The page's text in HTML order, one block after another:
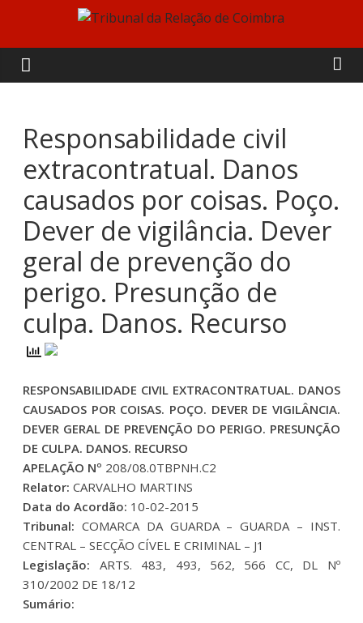
content
Tribunal
da
Relação
de
Coimbra
Responsabilidade civil
extracontratual. Danos
causados por coisas. Poço.
Dever de vigilância. Dever
geral de prevenção do
perigo. Presunção de
culpa. Danos. Recurso
RESPONSABILIDADE CIVIL EXTRACONTRATUAL. DANOS
CAUSADOS POR COISAS. POÇO. DEVER DE VIGILÂNCIA.
DEVER GERAL DE PREVENÇÃO DO PERIGO. PRESUNÇÃO
DE CULPA. DANOS. RECURSO
APELAÇÃO Nº 208/08.0TBPNH.C2
Relator:CARVALHO MARTINS
Data do Acordão: 10-02-2015
Tribunal:COMARCA DA GUARDA – GUARDA – INST.
CENTRAL – SECÇÃO CÍVEL E CRIMINAL – J1
Legislação: ARTS. 483, 493, 562, 566 CC, DL Nº
310/2002 DE 18/12
Sumário: